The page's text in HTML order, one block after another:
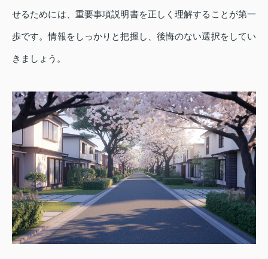
せるためには、重要事項説明書を正しく理解することが第一
歩です。情報をしっかりと把握し、後悔のない選択をしてい
きましょう。